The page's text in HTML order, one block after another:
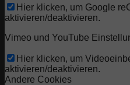
Hier klicken, um Google
aktivieren/deaktivieren.
Vimeo und YouTube
Hier klicken, um
aktivieren/deaktivieren.
Andere Cookies